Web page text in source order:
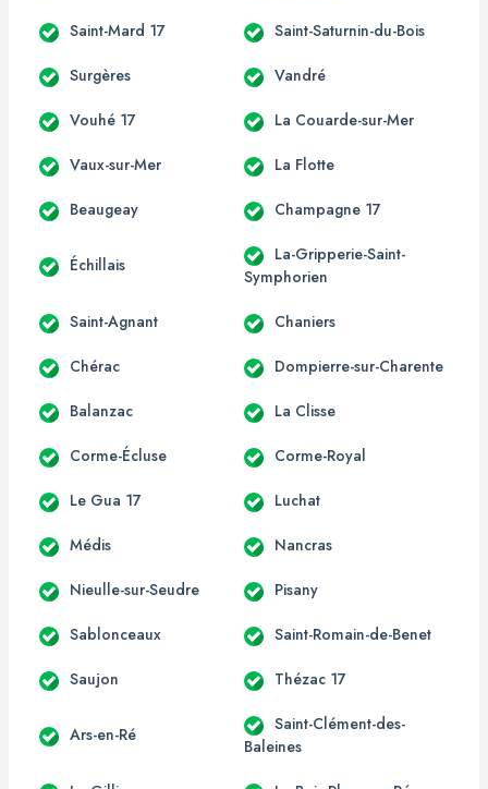
Saint-Mard 17 Saint-Saturnin-du-Bois
Surgères Vandré
Vouhé 17 La Couarde-sur-Mer
Vaux-sur-Mer La Flotte
Beaugeay Champagne 17
Échillais
La-Gripperie-Saint-
Symphorien
Saint-Agnant Chaniers
Chérac Dompierre-sur-Charente
Balanzac La Clisse
Corme-Écluse Corme-Royal
Le Gua 17 Luchat
Médis Nancras
Nieulle-sur-Seudre Pisany
Sablonceaux Saint-Romain-de-Benet
Saujon Thézac 17
Ars-en-Ré
Saint-Clément-des-
Baleines